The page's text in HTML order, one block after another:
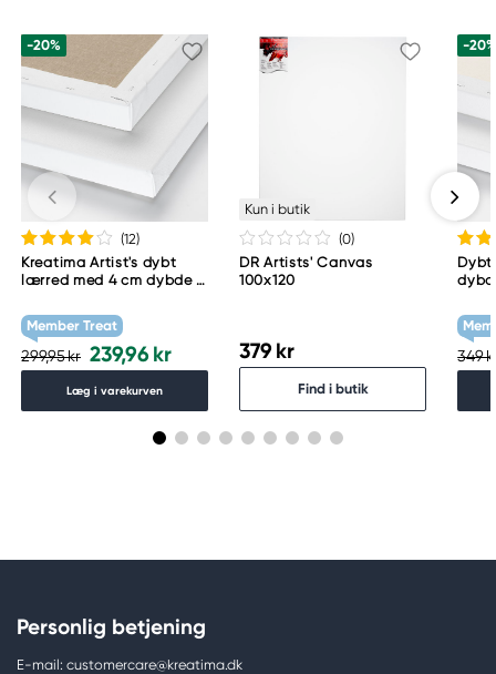
-20%
(12)
Kreatima Artist's dybt
lærred med 4 cm dybde –
Member Treat
299,95 kr 239,96 kr
Læg i varekurven
Kun i butik
(0)
DR Artists' Canvas
100x120
379 kr
Find i butik
-
Dybt
349
Personlig betjening
E-mail: customercare@kreatima.dk